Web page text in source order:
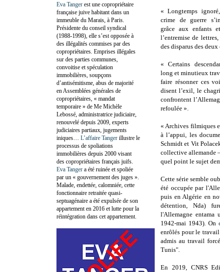
« Longtemps
crime de guerre
grâce aux enfants
l’entremise de
des disparus des
« Certains
long et minutieux
faire résonner ces
disent l’exil, le
confrontent
refoulée ».
« Archives filmiques
à l’appui, les
Schmidt et Vit
collective allemande
quel point le sujet
Cette série semble
été occupée par
puis en Algérie en
détention, Nda)
l'Allemagne entama
1942-mai 1943). On
enrôlés pour le travail
admis au travail
Tunis".
En 2019, CNRS
Eva Tanger est une copropriétaire
française juive habitant dans un
immeuble du Marais, à Paris.
Présidente du conseil syndical
(1988-1998), elle s’est opposée à
des illégalités commises par des
copropriétaires. Emprises illégales
sur des parties communes,
convoitise et spéculation
immobilières, soupçons
d’antisémitisme, abus de majorité
en Assemblées générales de
copropriétaires, « mandat
temporaire » de Me Michèle
Lebossé, administratrice judiciaire,
renouvelé depuis 2009, experts
judiciaires partiaux, jugements
iniques… L’affaire Tanger illustre le
processus de spoliations
immobilières depuis 2000 visant
des copropriétaires français juifs.
Eva Tanger a été ruinée et spoliée
par un « gouvernement des juges ».
Malade, endettée, calomniée, cette
fonctionnaire retraitée quasi-
septuagénaire a été expulsée de son
appartement en 2016 et lutte pour la
réintégration dans cet appartement.